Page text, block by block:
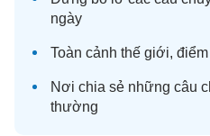
ngày
Toàn cảnh thế giới,
Nơi chia sẻ những câu
thường